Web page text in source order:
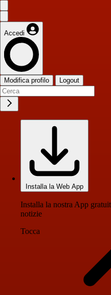
Accedi
Modifica profilo Logout
Installa la Web App
Installa la nostra App
notizie
Tocca